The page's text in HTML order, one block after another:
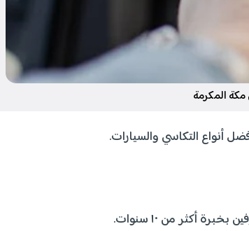
مكة المكرمة
أنواع التكاسي والسيارات.
أكثر من ١٠ سنوات.